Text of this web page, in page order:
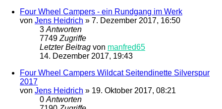
Four Wheel Campers - ein Rundgang im Werk
von Jens Heidrich » 7. Dezember 2017, 16:50
3 Antworten
7749 Zugriffe
Letzter Beitrag von manfred65
14. Dezember 2017, 19:43
Four Wheel Campers Wildcat Seitendinette Silverspur
2017
von Jens Heidrich » 19. Oktober 2017, 08:21
0 Antworten